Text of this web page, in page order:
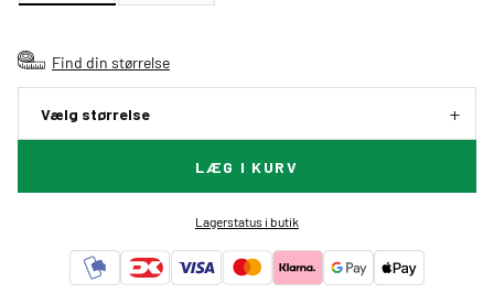
Find din størrelse
Vælg størrelse
LÆG I KURV
Lagerstatus i butik